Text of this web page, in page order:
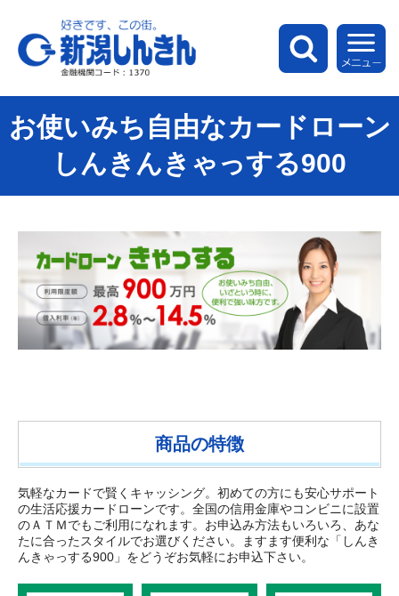
新潟しんきん
検索
お使いみち自由なカードローン
しんきんきゃっする900
商品の特徴
気軽なカードで賢くキャッシング。初めての方にも安心サポート
の生活応援カードローンです。全国の信用金庫やコンビニに設置
のＡＴＭでもご利用になれます。お申込み方法もいろいろ、あな
たに合ったスタイルでお選びください。ますます便利な「しんき
んきゃっする900」をどうぞお気軽にお申込下さい。